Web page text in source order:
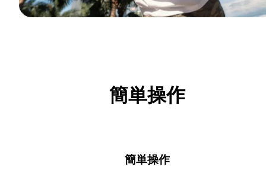
簡単操作
簡単操作